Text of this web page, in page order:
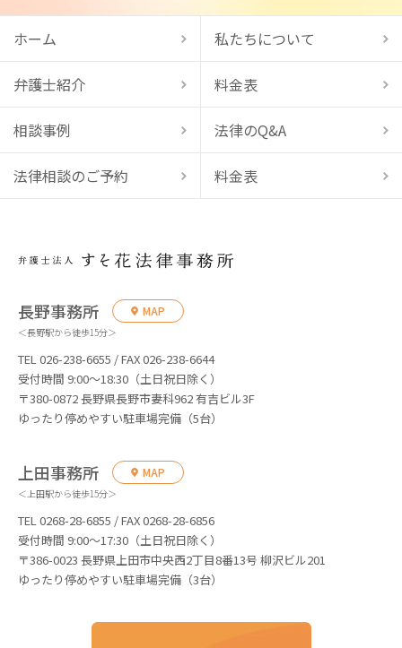
ホーム 私たちについて
弁護士紹介 料金表
相談事例 法律のQ&A
法律相談のご予約 料金表
長野事務所 MAP
＜長野駅から徒歩15分＞
TEL 026-238-6655 / FAX 026-238-6644
受付時間 9:00～18:30（土日祝日除く）
〒380-0872 長野県長野市妻科962 有吉ビル3F
ゆったり停めやすい駐車場完備（5台）
上田事務所 MAP
＜上田駅から徒歩15分＞
TEL 0268-28-6855 / FAX 0268-28-6856
受付時間 9:00～17:30（土日祝日除く）
〒386-0023 長野県上田市中央西2丁目8番13号 柳沢ビル201
ゆったり停めやすい駐車場完備（3台）